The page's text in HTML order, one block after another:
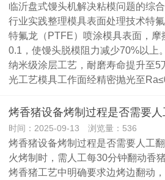
临沂盘式馒头机解决粘模问题的综
行业实践整理模具表面处理技术‌特
特氟龙（PTFE）喷涂模具表面，摩
0.1，使馒头脱模阻力减少70%以上
纳米级涂层工艺，耐磨寿命提升至5
光工艺‌模具工作面经精密抛光至
烤香猪设备烤制过程是否需要人
时间：2025-09-13 浏览量：536
烤香猪设备烤制过程是否需要人工
火烤制时，需人工每30分钟翻动香
烤香猪工艺中明确要求边烤边翻动